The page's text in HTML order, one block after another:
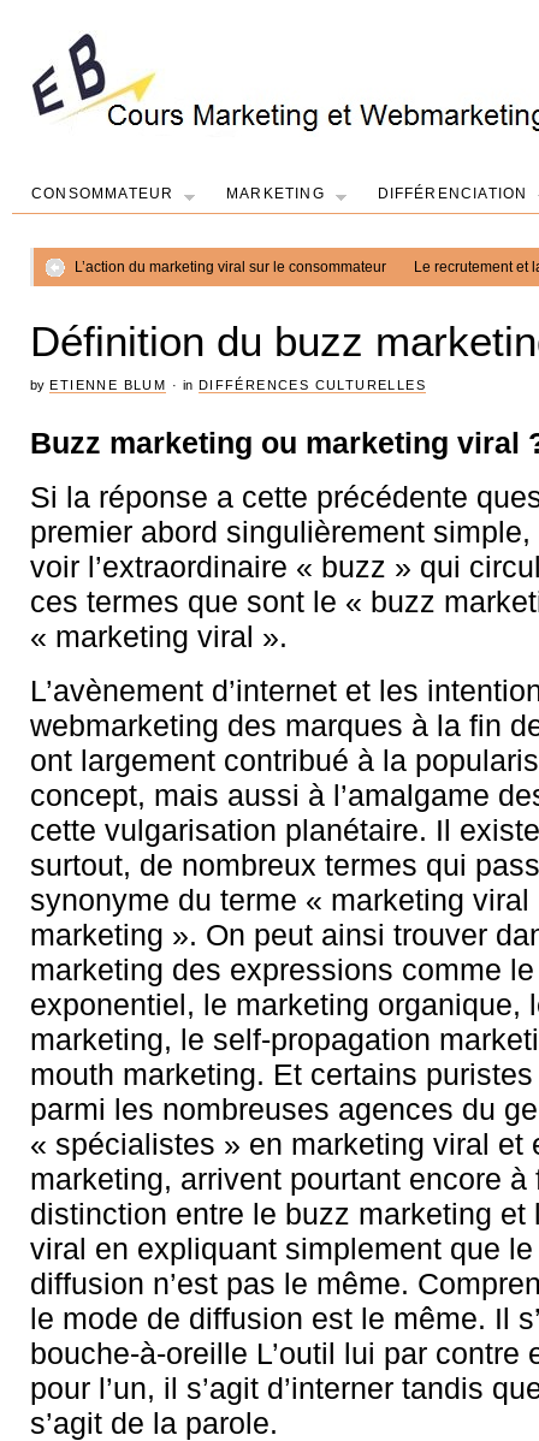
CONSOMMATEUR MARKETING DIFFÉRENCIATION
L’action du marketing viral sur le consommateur Le recrutement et
Définition du buzz
by ETIENNE BLUM ·in DIFFÉRENCES CULTURELLES
Buzz marketing ou marketing viral
Si la réponse a cette précédente
premier abord singulièrement
voir l’extraordinaire « buzz » qui
ces termes que sont le « buzz
« marketing viral ».
L’avènement d’internet et les
webmarketing des marques à la fin
ont largement contribué à la
concept, mais aussi à l’amalgame
cette vulgarisation planétaire. Il
surtout, de nombreux termes qui
synonyme du terme « marketing
marketing ». On peut ainsi trouver
marketing des expressions comme
exponentiel, le marketing organique,
marketing, le self-propagation
mouth marketing. Et certains
parmi les nombreuses agences du
« spécialistes » en marketing viral et
marketing, arrivent pourtant encore à
distinction entre le buzz marketing et
viral en expliquant simplement que
diffusion n’est pas le même.
le mode de diffusion est le même. Il
bouche-à-oreille L’outil lui par contre
pour l’un, il s’agit d’interner tandis
s’agit de la parole.